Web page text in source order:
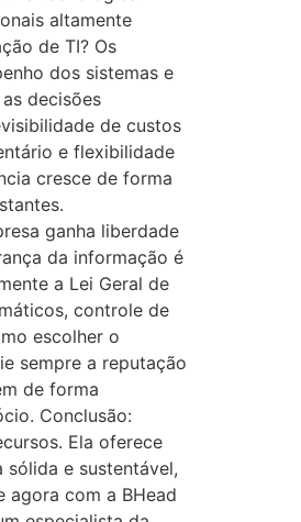
altamente
de TI? Os
dos sistemas e
decisões
de custos
e flexibilidade
cresce de forma
ganha liberdade
da informação é
a Lei Geral de
controle de
escolher o
sempre a reputação
de forma
Conclusão:
Ela oferece
e sustentável,
agora com a BHead